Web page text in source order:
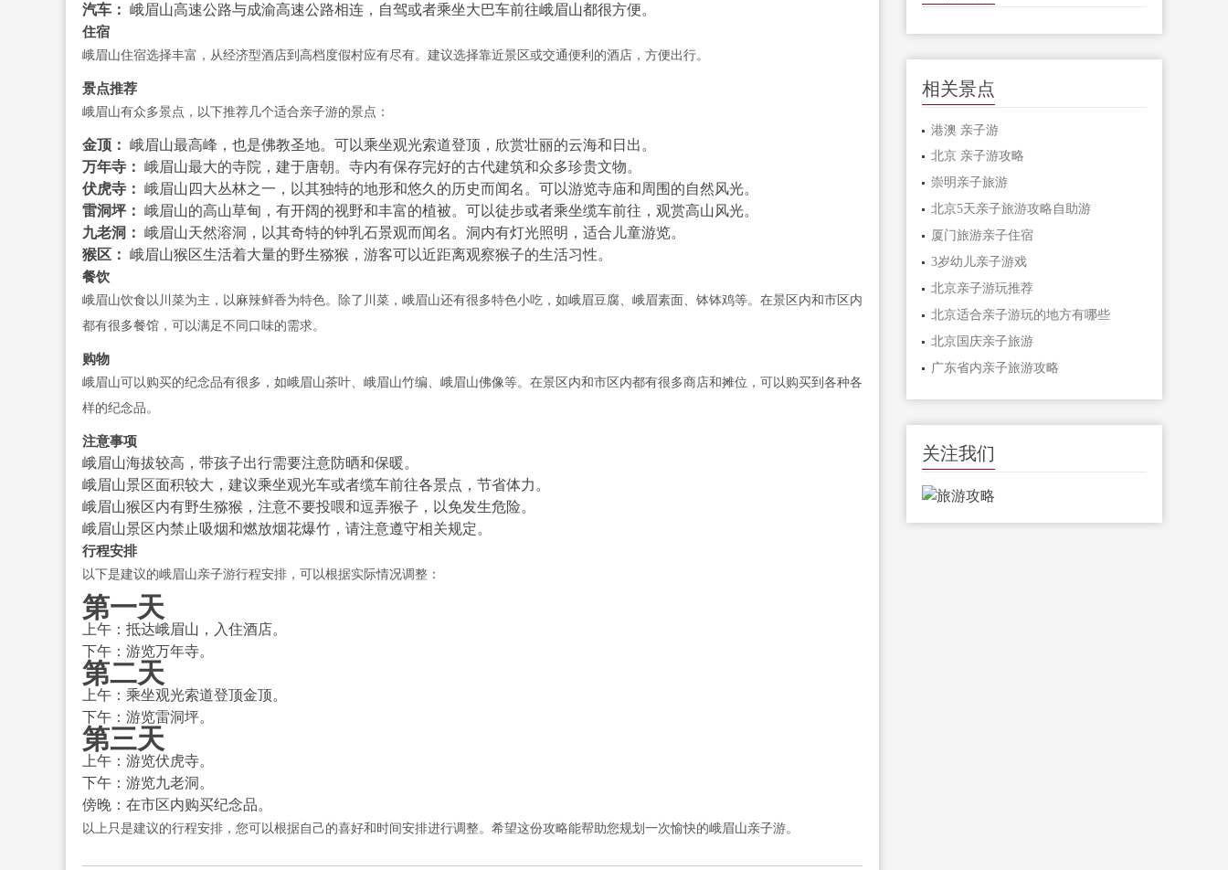
汽车： 峨眉山高速公路与成渝高速公路相连，自驾或者乘坐大巴车前往峨眉山都很方便。
住宿
峨眉山住宿选择丰富，从经济型酒店到高档度假村应有尽有。建议选择靠近景区或交通便利的酒店，方便出行。
景点推荐
峨眉山有众多景点，以下推荐几个适合亲子游的景点：
金顶： 峨眉山最高峰，也是佛教圣地。可以乘坐观光索道登顶，欣赏壮丽的云海和日出。
万年寺： 峨眉山最大的寺院，建于唐朝。寺内有保存完好的古代建筑和众多珍贵文物。
伏虎寺： 峨眉山四大丛林之一，以其独特的地形和悠久的历史而闻名。可以游览寺庙和周围的自然风光。
雷洞坪： 峨眉山的高山草甸，有开阔的视野和丰富的植被。可以徒步或者乘坐缆车前往，观赏高山风光。
九老洞： 峨眉山天然溶洞，以其奇特的钟乳石景观而闻名。洞内有灯光照明，适合儿童游览。
猴区： 峨眉山猴区生活着大量的野生猕猴，游客可以近距离观察猴子的生活习性。
餐饮
峨眉山饮食以川菜为主，以麻辣鲜香为特色。除了川菜，峨眉山还有很多特色小吃，如峨眉豆腐、峨眉素面、钵钵鸡等。在景区内和市区内
都有很多餐馆，可以满足不同口味的需求。
购物
峨眉山可以购买的纪念品有很多，如峨眉山茶叶、峨眉山竹编、峨眉山佛像等。在景区内和市区内都有很多商店和摊位，可以购买到各种各
样的纪念品。
注意事项
峨眉山海拔较高，带孩子出行需要注意防晒和保暖。
峨眉山景区面积较大，建议乘坐观光车或者缆车前往各景点，节省体力。
峨眉山猴区内有野生猕猴，注意不要投喂和逗弄猴子，以免发生危险。
峨眉山景区内禁止吸烟和燃放烟花爆竹，请注意遵守相关规定。
行程安排
以下是建议的峨眉山亲子游行程安排，可以根据实际情况调整：
第一天
上午：抵达峨眉山，入住酒店。
下午：游览万年寺。
第二天
上午：乘坐观光索道登顶金顶。
下午：游览雷洞坪。
第三天
上午：游览伏虎寺。
下午：游览九老洞。
傍晚：在市区内购买纪念品。
以上只是建议的行程安排，您可以根据自己的喜好和时间安排进行调整。希望这份攻略能帮助您规划一次愉快的峨眉山亲子游。
相关景点
港澳 亲子游
北京 亲子游攻略
崇明亲子旅游
北京5天亲子旅游攻略自助游
厦门旅游亲子住宿
3岁幼儿亲子游戏
北京亲子游玩推荐
北京适合亲子游玩的地方有哪些
北京国庆亲子旅游
广东省内亲子旅游攻略
关注我们